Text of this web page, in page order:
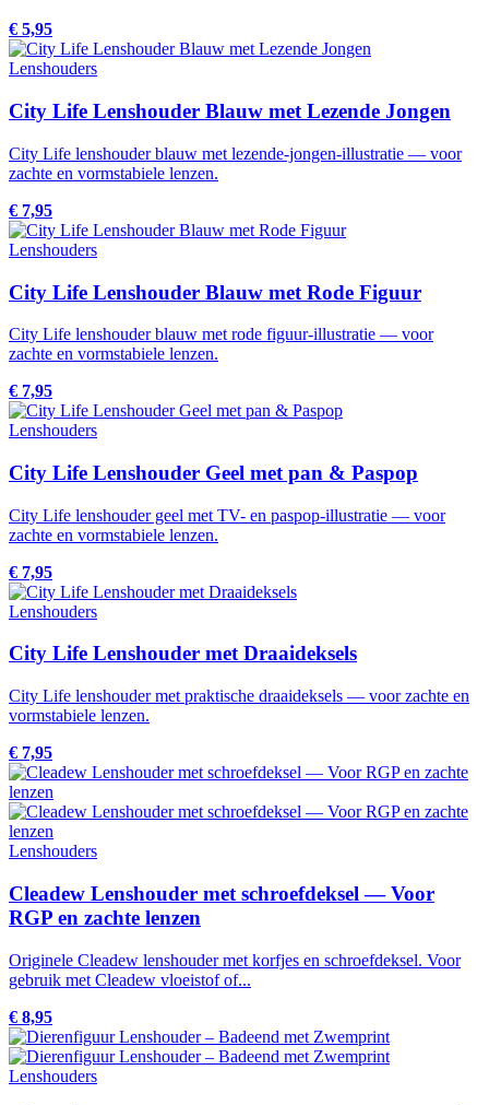
€ 5,95
Lenshouders
City Life Lenshouder Blauw met Lezende Jongen
City Life lenshouder blauw met lezende-jongen-illustratie — voor
zachte en vormstabiele lenzen.
€ 7,95
Lenshouders
City Life Lenshouder Blauw met Rode Figuur
City Life lenshouder blauw met rode figuur-illustratie — voor
zachte en vormstabiele lenzen.
€ 7,95
Lenshouders
City Life Lenshouder Geel met pan & Paspop
City Life lenshouder geel met TV- en paspop-illustratie — voor
zachte en vormstabiele lenzen.
€ 7,95
Lenshouders
City Life Lenshouder met Draaideksels
City Life lenshouder met praktische draaideksels — voor zachte en
vormstabiele lenzen.
€ 7,95
Lenshouders
Cleadew Lenshouder met schroefdeksel — Voor
RGP en zachte lenzen
Originele Cleadew lenshouder met korfjes en schroefdeksel. Voor
gebruik met Cleadew vloeistof of...
€ 8,95
Lenshouders